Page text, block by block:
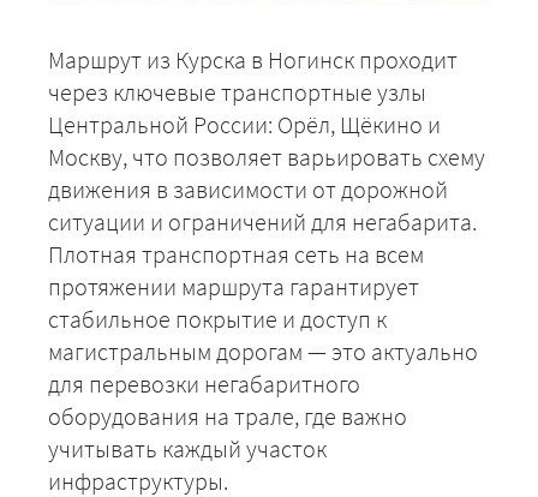
Маршрут из Курска в Ногинск проходит
через ключевые транспортные узлы
Центральной России: Орёл, Щёкино и
Москву, что позволяет варьировать схему
движения в зависимости от дорожной
ситуации и ограничений для негабарита.
Плотная транспортная сеть на всем
протяжении маршрута гарантирует
стабильное покрытие и доступ к
магистральным дорогам — это актуально
для перевозки негабаритного
оборудования на трале, где важно
учитывать каждый участок
инфраструктуры.